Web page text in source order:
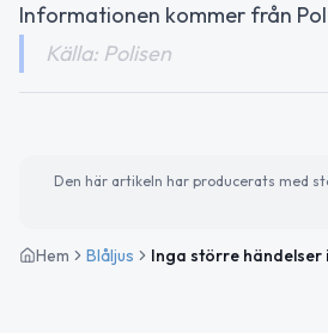
Informationen kommer från
Källa: Polisen
Den här artikeln har producerats med
Hem Blåljus